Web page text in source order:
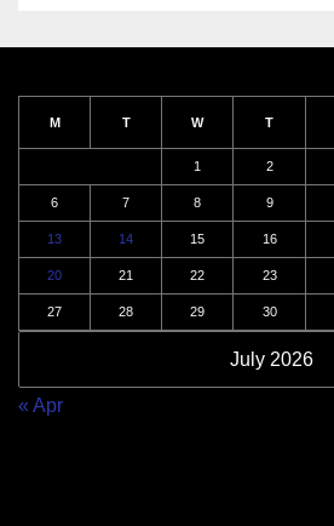
July 2026
M T W T
1 2
6 7 8 9
13 14 15 16
20 21 22 23
27 28 29 30
« Apr